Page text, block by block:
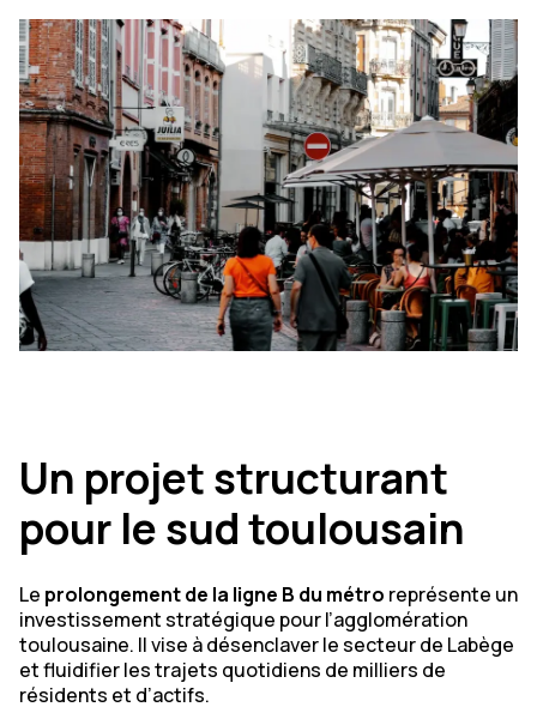
Un projet structurant
pour le sud toulousain
Le prolongement de la ligne B du métro représente un
investissement stratégique pour l’agglomération
toulousaine. Il vise à désenclaver le secteur de Labège
et fluidifier les trajets quotidiens de milliers de
résidents et d’actifs.